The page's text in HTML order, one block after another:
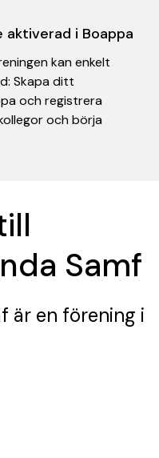
aktiverad i Boappa
kan enkelt
Skapa ditt
och registrera
och börja
Samf
är en förening i